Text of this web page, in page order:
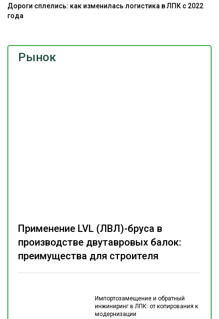
Рынок
Импортозамещение и обратный
инжиниринг в ЛПК: от копирования к
модернизации
Применение LVL (ЛВЛ)-бруса в
производстве двутавровых балок:
преимущества для строителя
Дороги сплелись: как изменилась логистика в ЛПК с 2022
года